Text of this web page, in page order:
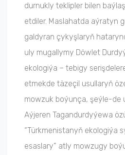
durnukly teklipler bilen
etdiler. Maslahatda aýratyn
galdyran çykyşlaryň
uly mugallymy Döwlet
ekologiýa – tebigy
etmekde täzeçil usullaryň
mowzuk boýunça, şeýle-de
Aýjeren Tagandurdyýewa
“Türkmenistanyň ekologiýa
esaslary” atly mowzugy